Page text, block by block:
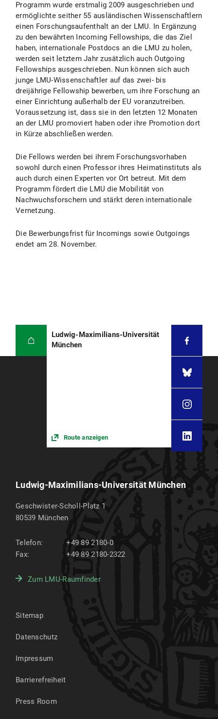
Programm wurde erstmalig 2009 ausgeschrieben und
ermöglichte seither 55 ausländischen Wissenschaftlern
einen Forschungsaufenthalt an der LMU. In Ergänzung
zu den bewährten Incoming Fellowships, die das Ziel
haben, internationale Postdocs an die LMU zu holen,
werden seit letztem Jahr zusätzlich auch Outgoing
Fellowships ausgeschrieben. Nun können sich auch
junge LMU-Wissenschaftler auf das zwei- bis
dreijährige Fellowship bewerben, um ihre Forschung an
einer Einrichtung außerhalb der EU voranzutreiben.
Voraussetzung ist, dass sie in den letzten 12 Monaten
an der LMU promoviert haben oder ihre Promotion dort
in Kürze abschließen werden.
Die Fellows werden bei ihrem Forschungsvorhaben
sowohl durch einen Professor ihres Heimatinstituts als
auch durch einen Experten vor Ort betreut. Mit dem
Programm fördert die LMU die Mobilität von
Nachwuchsforschern und stärkt deren internationale
Vernetzung.
Die Bewerbungsfrist für Incomings sowie Outgoings
endet am 28. November.
Ludwig-Maximilians-Universität
München
Route anzeigen
Ludwig-Maximilians-Universität München
Geschwister-Scholl-Platz 1
80539 München
Telefon:
+49 89 2180-0
Fax:
+49 89 2180-2322
Zum LMU-Raumfinder
Sitemap
Datenschutz
Impressum
Barrierefreiheit
Press Room